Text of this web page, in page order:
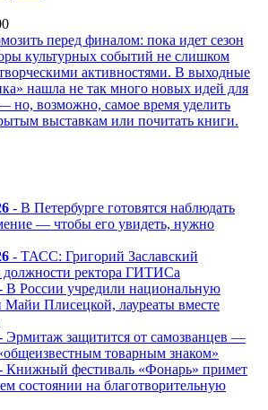
перед финалом: пока идет сезон
культурных событий не слишком
активностями. В выходные
нашла не так много новых идей для
но, возможно, самое время уделить
выставкам или почитать книги.
- В Петербурге готовятся наблюдать
— чтобы его увидеть, нужно
- ТАСС: Григорий Заславский
должности ректора ГИТИСа
В России учредили национальную
Плисецкой, лауреаты вместе
Эрмитаж защитится от самозванцев —
товарным знаком»
Книжный фестиваль «Фонарь» примет
состоянии на благотворительную